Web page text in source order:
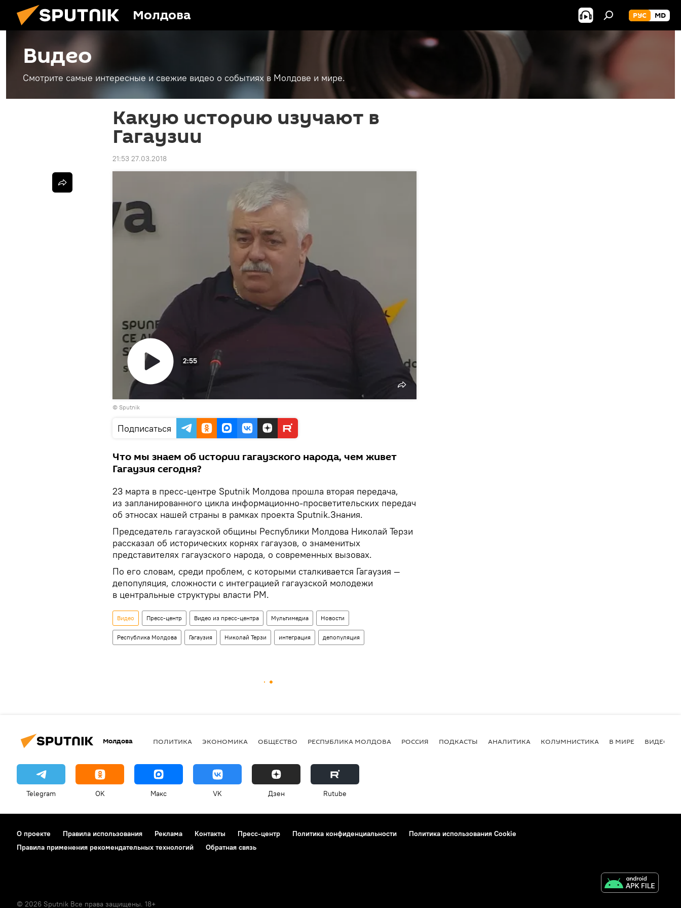
Молдова РУС MD
Видео
Смотрите самые интересные и свежие видео о событиях в Молдове и мире.
Какую историю изучают в
Гагаузии
21:53 27.03.2018
Воспроизвести
2:55
© Sputnik
Подписаться
Что мы знаем об истории гагаузского народа, чем живет
Гагаузия сегодня?
23 марта в пресс-центре Sputnik Молдова прошла вторая передача,
из запланированного цикла информационно-просветительских передач
об этносах нашей страны в рамках проекта Sputnik.Знания.
Председатель гагаузской общины Республики Молдова Николай Терзи
рассказал об исторических корнях гагаузов, о знаменитых
представителях гагаузского народа, о современных вызовах.
По его словам, среди проблем, с которыми сталкивается Гагаузия —
депопуляция, сложности с интеграцией гагаузской молодежи
в центральные структуры власти РМ.
Видео Пресс-центр Видео из пресс-центра Мультимедиа Новости
Республика Молдова Гагаузия Николай Терзи интеграция депопуляция
Молдова ПОЛИТИКА ЭКОНОМИКА ОБЩЕСТВО РЕСПУБЛИКА МОЛДОВА РОССИЯ ПОДКАСТЫ АНАЛИТИКА КОЛУМНИСТИКА В МИРЕ ВИДЕО
Telegram OK Макс VK Дзен Rutube
О проекте Правила использования Реклама Контакты Пресс-центр Политика конфиденциальности
Политика использования Cookie
Правила применения рекомендательных технологий
Обратная связь
© 2026 Sputnik Все права защищены. 18+